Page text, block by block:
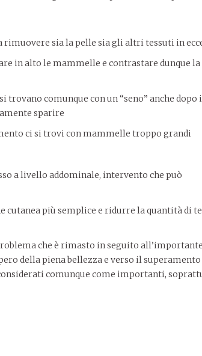
sia la pelle sia gli altri tessuti in
in alto le mammelle e contrastare dunque
comunque con un “seno” anche dopo
sparire
ci si trovi con mammelle troppo grandi
a livello addominale, intervento che può
cutanea più semplice e ridurre la quantità di
che è rimasto in seguito all’importante
della piena bellezza e verso il
comunque come importanti,